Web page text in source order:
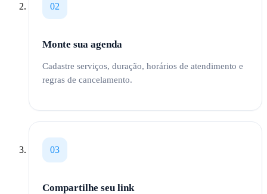
02
Monte sua agenda
Cadastre serviços, duração, horários de atendimento e
regras de cancelamento.
03
Compartilhe seu link